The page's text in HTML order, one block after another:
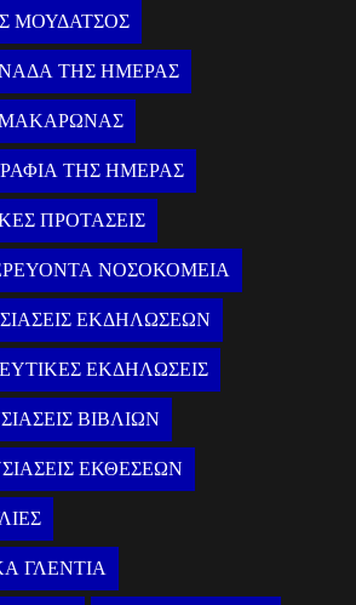
ΜΟΥΔΑΤΣΟΣ
ΤΗΣ ΗΜΕΡΑΣ
ΜΑΚΑΡΩΝΑΣ
ΤΗΣ ΗΜΕΡΑΣ
ΠΡΟΤΑΣΕΙΣ
ΝΟΣΟΚΟΜΕΙΑ
ΕΚΔΗΛΩΣΕΩΝ
ΕΚΔΗΛΩΣΕΙΣ
ΒΙΒΛΙΩΝ
ΕΚΘΕΣΕΩΝ
ΓΛΕΝΤΙΑ